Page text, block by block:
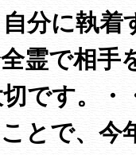
分に執着
霊で相手
です。・
とで、今